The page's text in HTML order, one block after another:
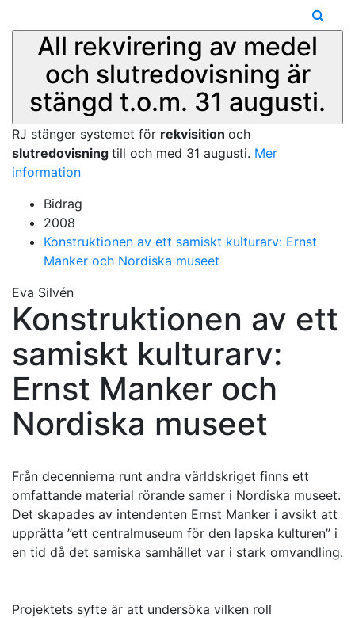
All rekvirering av medel
och slutredovisning är
stängd t.o.m. 31 augusti.
RJ stänger systemet för rekvisition och
slutredovisning till och med 31 augusti. Mer
information
Bidrag
2008
Konstruktionen av ett samiskt kulturarv: Ernst
Manker och Nordiska museet
Eva Silvén
Konstruktionen av ett
samiskt kulturarv:
Ernst Manker och
Nordiska museet
Från decennierna runt andra världskriget finns ett
omfattande material rörande samer i Nordiska museet.
Det skapades av intendenten Ernst Manker i avsikt att
upprätta ”ett centralmuseum för den lapska kulturen” i
en tid då det samiska samhället var i stark omvandling.
Projektets syfte är att undersöka vilken roll